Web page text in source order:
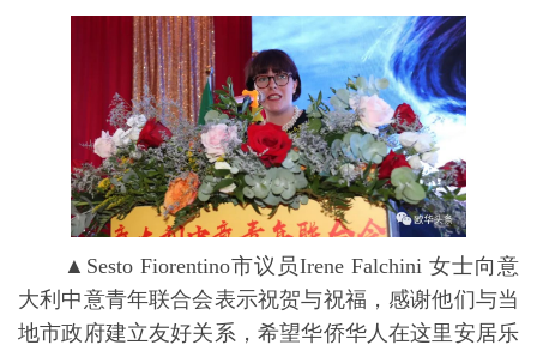
▲Sesto Fiorentino市议员Irene Falchini 女士向意
大利中意青年联合会表示祝贺与祝福，感谢他们与当
地市政府建立友好关系，希望华侨华人在这里安居乐